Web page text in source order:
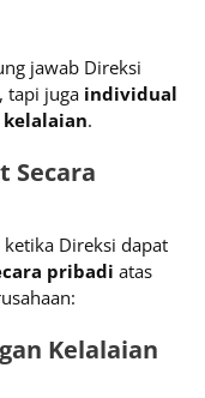
jawab Direksi
tapi juga individual
.
Secara
Direksi dapat
pribadi atas
Kelalaian